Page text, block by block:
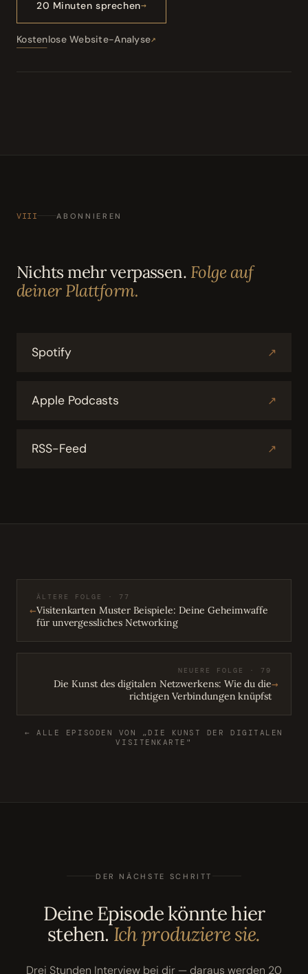
20 Minuten sprechen
Kostenlose Website-Analyse
VIII ABONNIEREN
Nichts mehr verpassen. Folge auf
deiner Plattform.
Spotify ↗
Apple Podcasts ↗
RSS-Feed ↗
←
ÄLTERE FOLGE · 77
Visitenkarten Muster Beispiele: Deine Geheimwaffe
für unvergessliches Networking
NEUERE FOLGE · 79
Die Kunst des digitalen Netzwerkens: Wie du die
richtigen Verbindungen knüpfst
→
← ALLE EPISODEN VON „DIE KUNST DER DIGITALEN
VISITENKARTE"
DER NÄCHSTE SCHRITT
Deine Episode könnte hier
stehen.Ich produziere sie.
Drei Stunden Interview bei dir — daraus werden 20